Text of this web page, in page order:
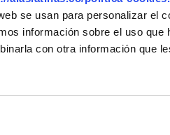
se usan para personalizar el
información sobre el uso
con otra información que